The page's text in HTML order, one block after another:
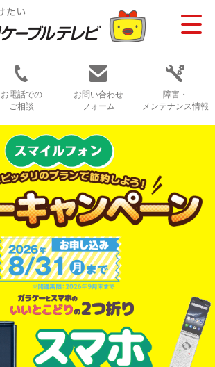
お電話での
ご相談
お問い合わせ
フォーム
障害・
メンテナンス情報